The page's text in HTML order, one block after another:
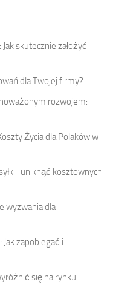
skutecznie założyć
dla Twojej firmy?
rozwojem:
Życia dla Polaków w
i uniknąć kosztownych
wyzwania dla
zapobiegać i
się na rynku i